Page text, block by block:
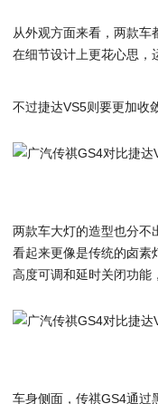
从外观方面来看，两款
在细节设计上更花心思，
不过捷达VS5则要更加收
两款车大灯的造型也分不
看起来更像是传统的卤素
高度可调和延时关闭功能
车身侧面，传祺GS4通过